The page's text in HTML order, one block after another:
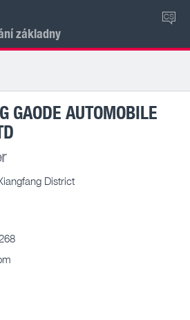
základny
CS
GAODE AUTOMOBILE
District